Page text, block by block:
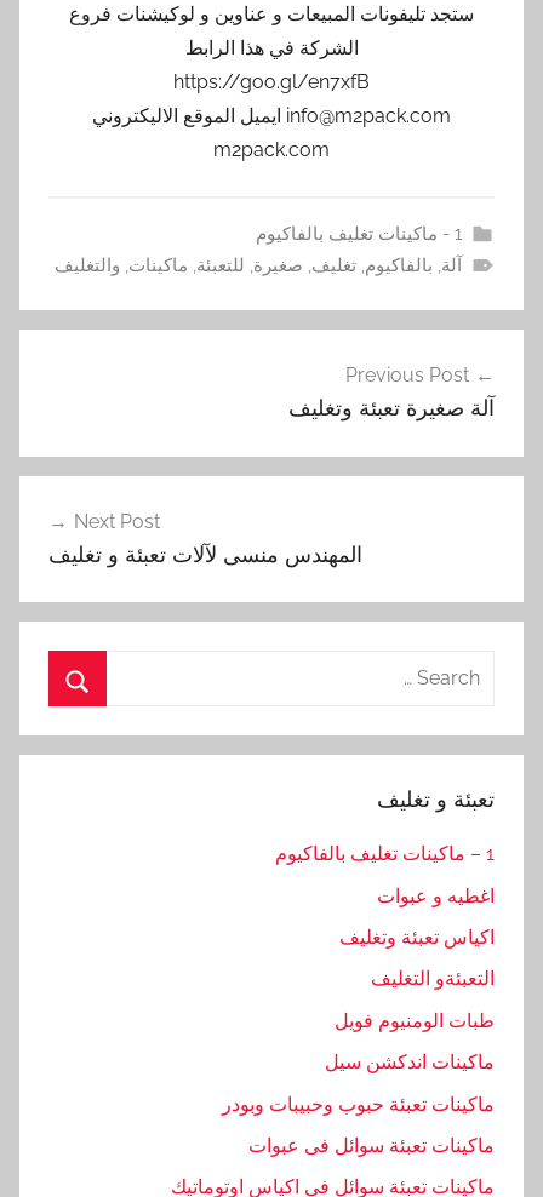
ستجد تليفونات المبيعات و عناوين و لوكيشنات فروع
الشركة في هذا الرابط
https://goo.gl/en7xfB
info@m2pack.com ايميل الموقع الاليكتروني
m2pack.com
1 - ماكينات تغليف بالفاكيوم
آلة, بالفاكيوم,تغليف, صغيرة, للتعبئة, ماكينات, والتغليف
المقالات
Previous Post
آلة صغيرة تعبئة وتغليف
Next Post
‏‏المهندس منسى لآلات تعبئة و تغليف
Search
تعبئة و تغليف
1 – ماكينات تغليف بالفاكيوم
اغطيه و عبوات
اكياس تعبئة وتغليف
التعبئةو التغليف
طبات الومنيوم فويل
ماكينات اندكشن سيل
ماكينات تعبئة حبوب وحبيبات وبودر
ماكينات تعبئة سوائل فى عبوات
ماكينات تعبئة سوائل في اكياس اوتوماتيك